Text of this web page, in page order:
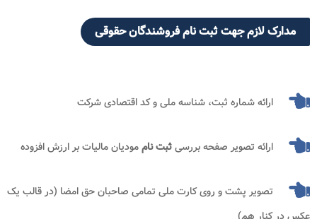
مدارک لازم جهت ثبت نام فروشندگان حقوقی
ارائه شماره ثبت، شناسه ملی و کد اقتصادی شرکت
ارائه تصویر صفحه بررسیثبت ناممودیان مالیات بر ارزش افزوده
تصویر پشت و روی کارت ملی تمامی صاحبان حق امضا (در قالب یک
عکس در کنار هم)